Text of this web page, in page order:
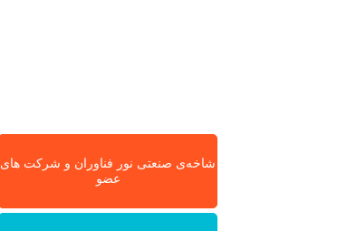
شاخه‌ی صنعتی نور فناوران و شرکت های
عضو